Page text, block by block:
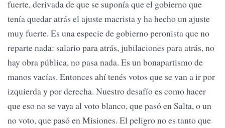
fuerte, derivada de que se suponía que el gobierno que
tenía quedar atrás el ajuste macrista y ha hecho un ajuste
muy fuerte. Es una especie de gobierno peronista que no
reparte nada: salario para atrás, jubilaciones para atrás, no
hay obra pública, no pasa nada. Es un bonapartismo de
manos vacías. Entonces ahí tenés votos que se van a ir por
izquierda y por derecha. Nuestro desafío es como hacer
que eso no se vaya al voto blanco, que pasó en Salta, o un
no voto, que pasó en Misiones. El peligro no es tanto que